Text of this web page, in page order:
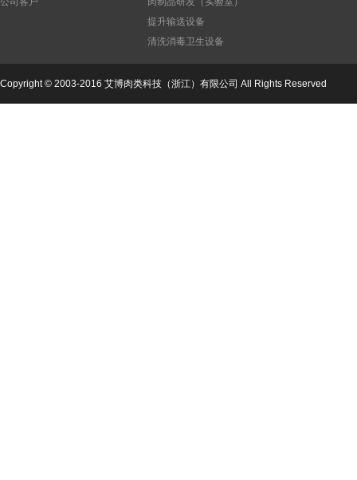
设备
提升输送设备
清洗消毒卫生设备
Copyright © 2003-2016 艾博肉类科技（浙江）有限公司 All Rights Reserved